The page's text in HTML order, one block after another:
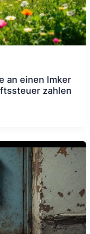
an einen Imker
zahlen